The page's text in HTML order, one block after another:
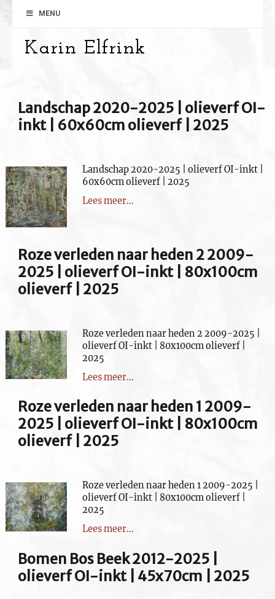
MENU
Karin Elfrink
Landschap 2020-2025 | olieverf OI-
inkt | 60x60cm olieverf | 2025
Landschap 2020-2025 | olieverf OI-inkt |
60x60cm olieverf | 2025
Lees meer...
Roze verleden naar heden 2 2009-
2025 | olieverf OI-inkt | 80x100cm
olieverf | 2025
Roze verleden naar heden 2 2009-2025 |
olieverf OI-inkt | 80x100cm olieverf |
2025
Lees meer...
Roze verleden naar heden 1 2009-
2025 | olieverf OI-inkt | 80x100cm
olieverf | 2025
Roze verleden naar heden 1 2009-2025 |
olieverf OI-inkt | 80x100cm olieverf |
2025
Lees meer...
Bomen Bos Beek 2012-2025 |
olieverf OI-inkt | 45x70cm | 2025